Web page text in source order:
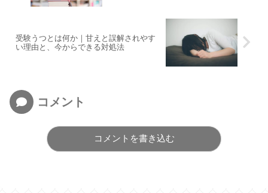
受験うつとは何か｜甘えと誤解されやす
い理由と、今からできる対処法
コメント
コメントを書き込む